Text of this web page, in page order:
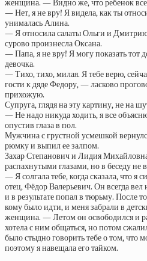
женщина. — Видно же, что ребенок
— Нет, я не вру! Я видела, как ты
унималась Алина.
— Я относила салаты Ольги и
сурово произнесла Оксана.
— Папа, я не вру! Я могу показать тот
девочка.
— Тихо, тихо, милая. Я тебе верю,
гости к дяде Федору, — ласково
прихожую.
Супруга, глядя на эту картину, не на
— Не надо никуда ходить, я все
опустив глаза в пол.
Мужчина с грустной усмешкой
рюмку и выпил ее залпом.
Захар Степанович и Лидия
распахнутыми глазами, но в беседу не
— Я солгала тебе, когда сказала, что я
отец, Фёдор Валерьевич. Он всегда
и в результате попал в тюрьму. После
кому было идти, и меня забрали в
женщина. — Летом он освободился и
хотела с ним общаться, но потом
было стыдно говорить тебе о том, что
поэтому я навещала его тайком.